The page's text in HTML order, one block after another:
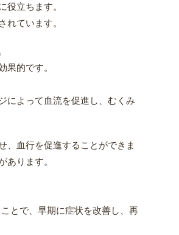
役立ちます。
れています。
果的です。
によって血流を促進し、むくみ
、血行を促進することができま
あります。
とで、早期に症状を改善し、再